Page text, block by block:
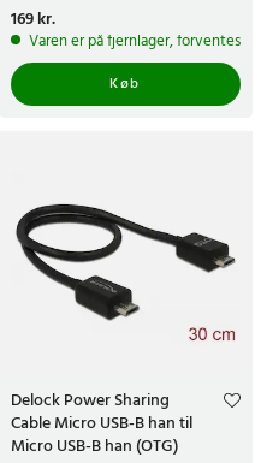
sendt inden for 5-7 hverdage
Pris:169 kr.
169 kr.
Varen er på fjernlager, forventes
Køb
Delock Power Sharing
Cable Micro USB-B han til
Micro USB-B han (OTG)